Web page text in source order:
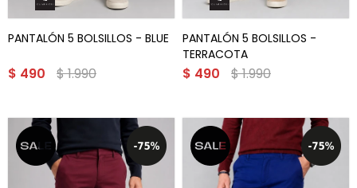
PANTALÓN 5 BOLSILLOS - BLUE
$ 490 $1.990
PANTALÓN 5 BOLSILLOS -
TERRACOTA
$ 490 $1.990